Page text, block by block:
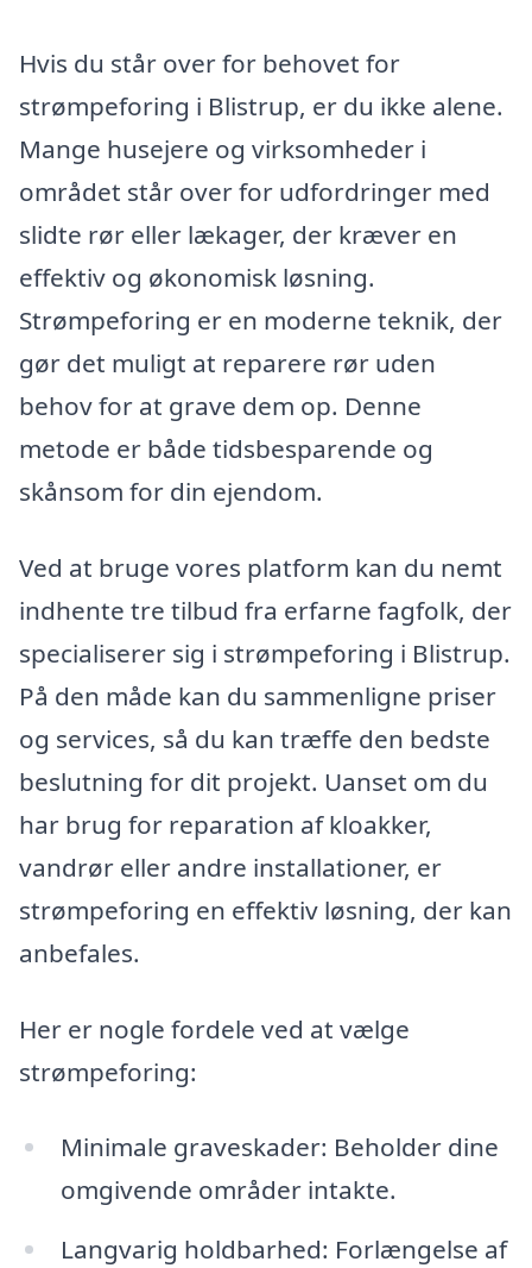
Hvis du står over for behovet for
strømpeforing i Blistrup, er du ikke alene.
Mange husejere og virksomheder i
området står over for udfordringer med
slidte rør eller lækager, der kræver en
effektiv og økonomisk løsning.
Strømpeforing er en moderne teknik, der
gør det muligt at reparere rør uden
behov for at grave dem op. Denne
metode er både tidsbesparende og
skånsom for din ejendom.
Ved at bruge vores platform kan du nemt
indhente tre tilbud fra erfarne fagfolk, der
specialiserer sig i strømpeforing i Blistrup.
På den måde kan du sammenligne priser
og services, så du kan træffe den bedste
beslutning for dit projekt. Uanset om du
har brug for reparation af kloakker,
vandrør eller andre installationer, er
strømpeforing en effektiv løsning, der kan
anbefales.
Her er nogle fordele ved at vælge
strømpeforing:
Minimale graveskader: Beholder dine
omgivende områder intakte.
Langvarig holdbarhed: Forlængelse af